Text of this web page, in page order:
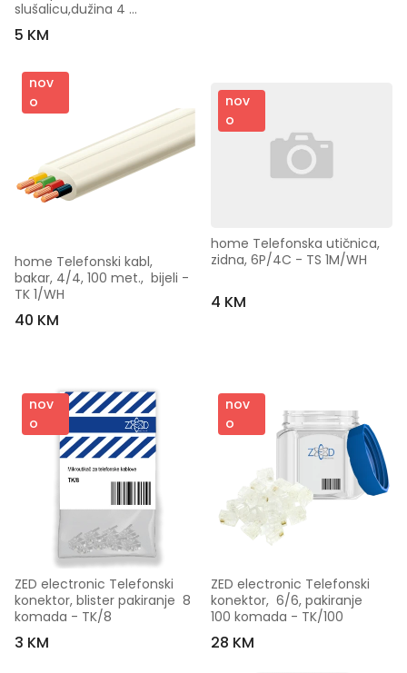
slušalicu,dužina 4
metra,bijeli - T6-4WB
5 KM
nov
o
home Telefonski kabl,
bakar, 4/4, 100 met.,  bijeli -
TK 1/WH
40 KM
nov
o
home Telefonska utičnica,
zidna, 6P/4C - TS 1M/WH
4 KM
nov
o
ZED electronic Telefonski
konektor, blister pakiranje  ​8
komada - TK/8
3 KM
nov
o
ZED electronic Telefonski
konektor,  6/6, pakiranje
100 komada - TK/100
28 KM